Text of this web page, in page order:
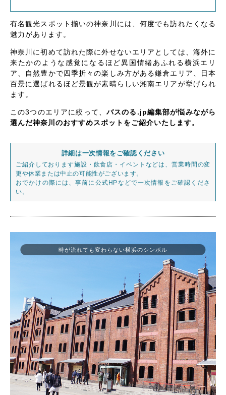
有名観光スポット揃いの神奈川には、何度でも訪れたくなる
魅力があります。
神奈川に初めて訪れた際に外せないエリアとしては、海外に
来たかのような感覚になるほど異国情緒あふれる横浜エリ
ア、自然豊かで四季折々の楽しみ方がある鎌倉エリア、日本
百景に選ばれるほど景観が素晴らしい湘南エリアが挙げられ
ます。
この3つのエリアに絞って、 バスのる.jp編集部が悩みながら
選んだ神奈川のおすすめスポットをご紹介いたします。
詳細は一次情報をご確認ください
ご紹介しております施設・飲食店・イベントなどは、営業時間の変
更や休業または中止の可能性がございます。
おでかけの際には、事前に公式HPなどで一次情報をご確認くださ
い。
時が流れても変わらない横浜のシンボル